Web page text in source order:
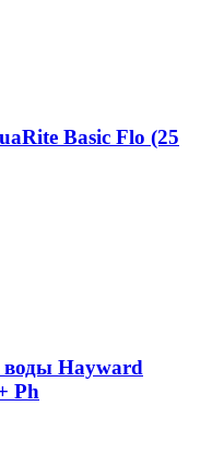
Basic Flo (25
воды Hayward
Ph